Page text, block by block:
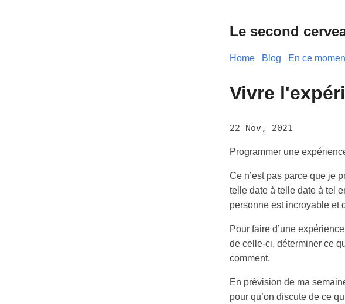
Le second
Home Blog En ce
Vivre
22 Nov, 2021
Programmer une
Ce n’est pas parce que je
telle date à telle date à tel
personne est incroyable et
Pour faire d’une
de celle-ci, déterminer ce
comment.
En prévision de ma
pour qu’on discute de ce